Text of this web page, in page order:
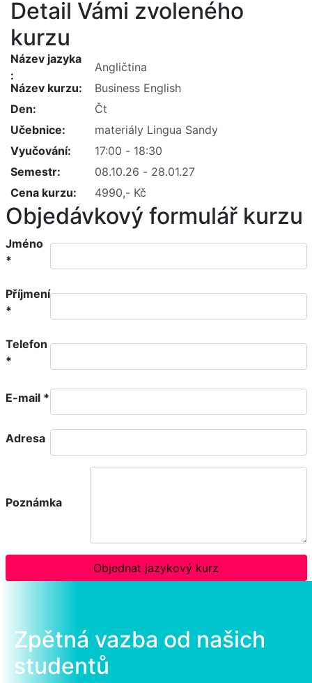
Detail Vámi zvoleného
kurzu
Název jazyka
Název kurzu
Den
Učebnice
Vyučování
Semestr
Cena kurzu
Objedávkový formulář kurzu
Jméno
*
Příjmení
*
Telefon
*
E-mail *
Adresa
Poznámka
Objednat jazykový kurz
Zpětná vazba od našich
studentů